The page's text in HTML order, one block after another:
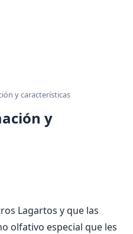
y características
y
Lagartos y que las
olfativo especial que les